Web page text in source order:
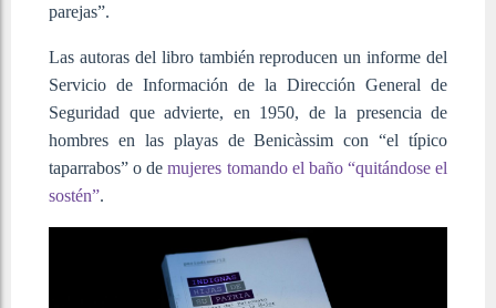
parejas”.
Las autoras del libro también reproducen un informe del
Servicio de Información de la Dirección General de
Seguridad que advierte, en 1950, de la presencia de
hombres en las playas de Benicàssim con “el típico
taparrabos” o demujeres tomando el baño “quitándose el
sostén”.